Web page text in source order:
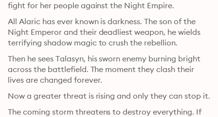
fight for her people against the Night Empire.
All Alaric has ever known is darkness. The son of the
Night Emperor and their deadliest weapon, he wields
terrifying shadow magic to crush the rebellion.
Then he sees Talasyn, his sworn enemy burning bright
across the battlefield. The moment they clash their
lives are changed forever.
Now a greater threat is rising and only they can stop it.
The coming storm threatens to destroy everything. If